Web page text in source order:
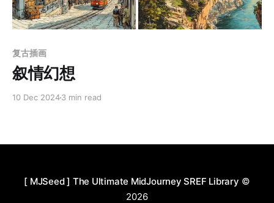
复古插画
叙情幻想
10 Dec 20243 min read
[ MJSeed ] The Ultimate MidJourney SREF Library ©
2026